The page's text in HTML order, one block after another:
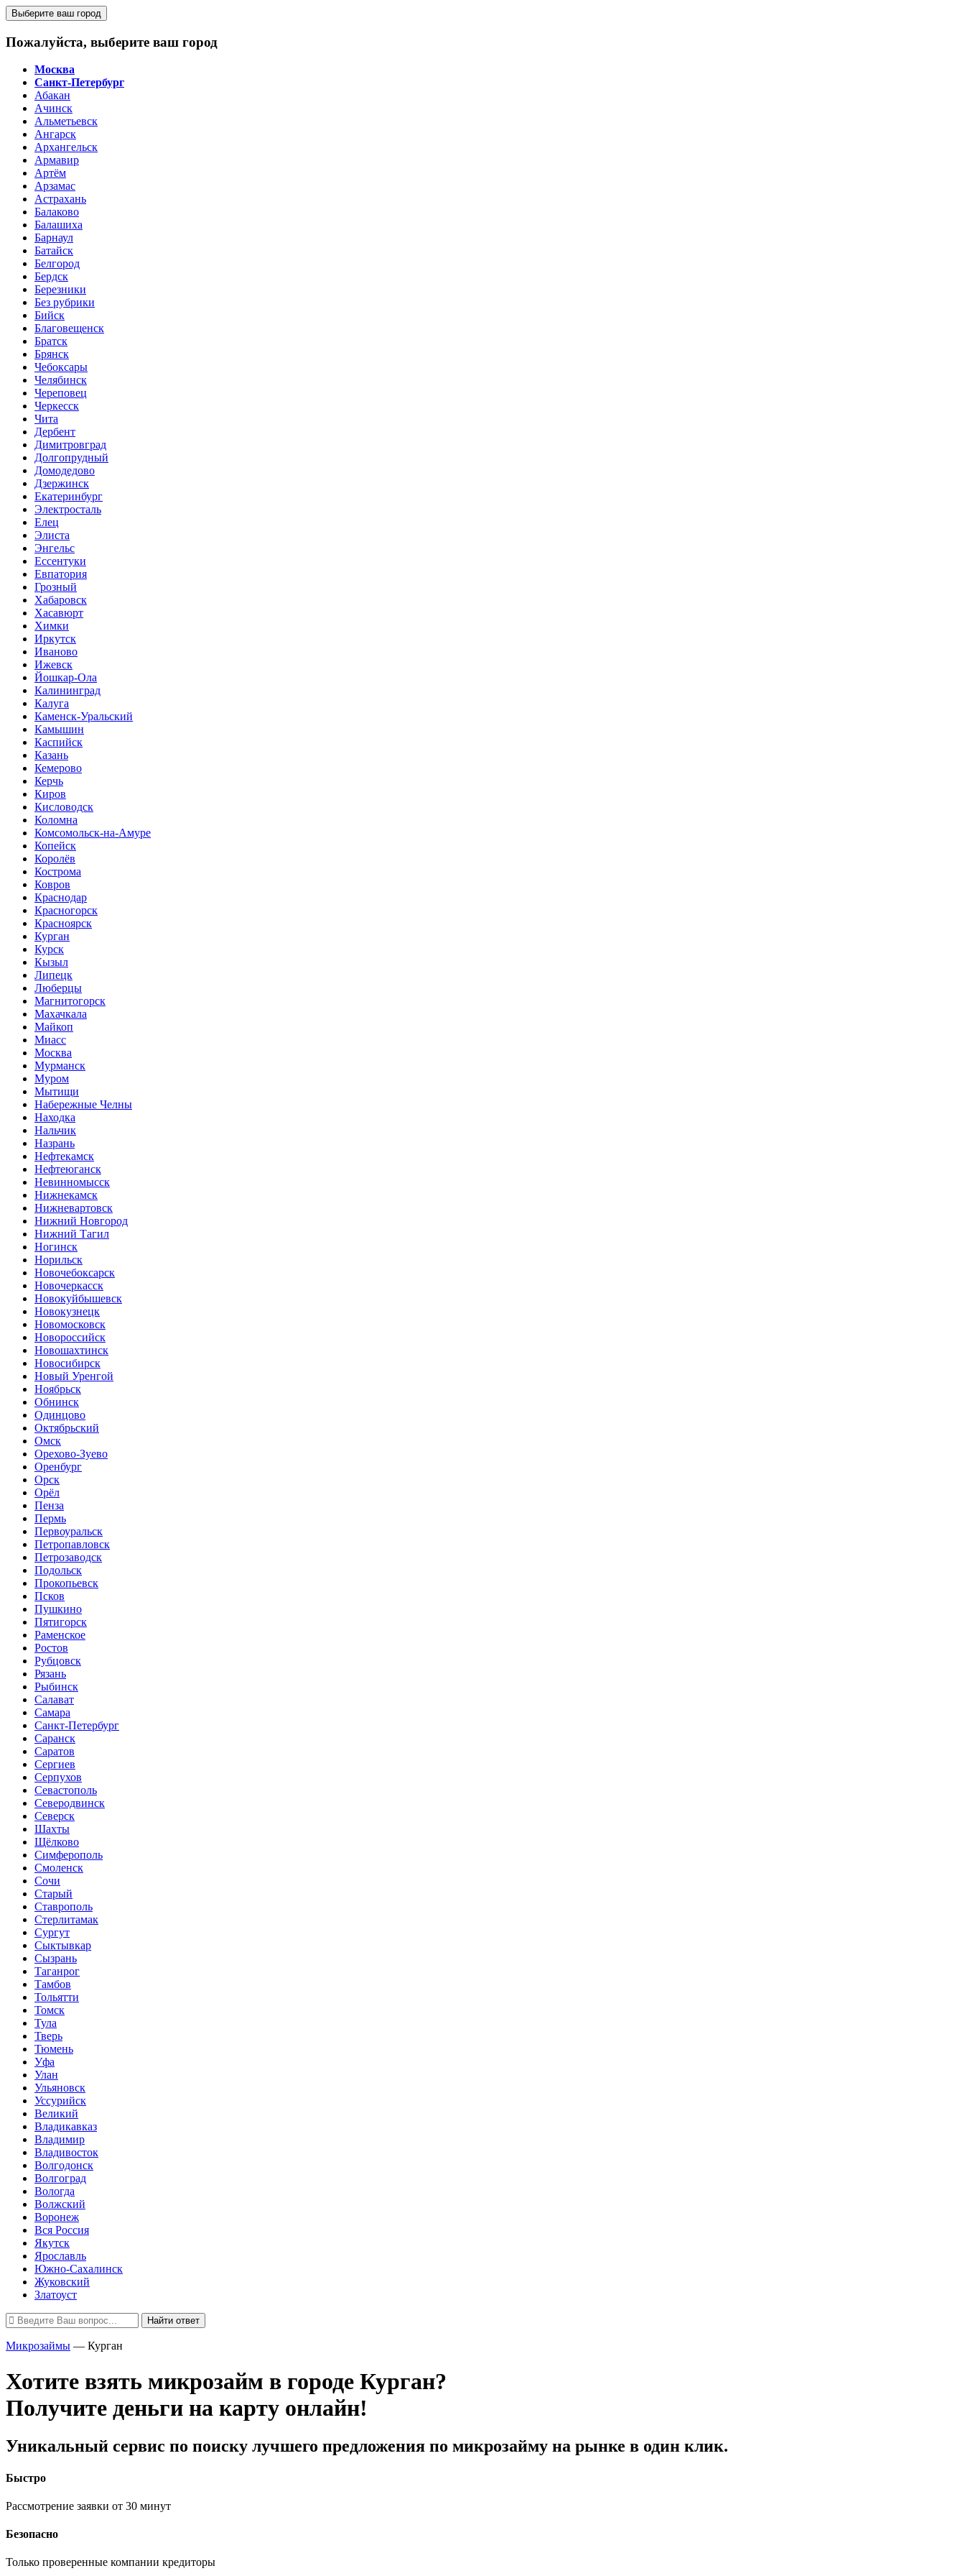
Выберите ваш город
Пожалуйста, выберите ваш город
Москва
Санкт-Петербург
Абакан
Ачинск
Альметьевск
Ангарск
Архангельск
Армавир
Артём
Арзамас
Астрахань
Балаково
Балашиха
Барнаул
Батайск
Белгород
Бердск
Березники
Без рубрики
Бийск
Благовещенск
Братск
Брянск
Чебоксары
Челябинск
Череповец
Черкесск
Чита
Дербент
Димитровград
Долгопрудный
Домодедово
Дзержинск
Екатеринбург
Электросталь
Елец
Элиста
Энгельс
Ессентуки
Евпатория
Грозный
Хабаровск
Хасавюрт
Химки
Иркутск
Иваново
Ижевск
Йошкар-Ола
Калининград
Калуга
Каменск-Уральский
Камышин
Каспийск
Казань
Кемерово
Керчь
Киров
Кисловодск
Коломна
Комсомольск-на-Амуре
Копейск
Королёв
Кострома
Ковров
Краснодар
Красногорск
Красноярск
Курган
Курск
Кызыл
Липецк
Люберцы
Магнитогорск
Махачкала
Майкоп
Миасс
Москва
Мурманск
Муром
Мытищи
Набережные Челны
Находка
Нальчик
Назрань
Нефтекамск
Нефтеюганск
Невинномысск
Нижнекамск
Нижневартовск
Нижний Новгород
Нижний Тагил
Ногинск
Норильск
Новочебоксарск
Новочеркасск
Новокуйбышевск
Новокузнецк
Новомосковск
Новороссийск
Новошахтинск
Новосибирск
Новый Уренгой
Ноябрьск
Обнинск
Одинцово
Октябрьский
Омск
Орехово-Зуево
Оренбург
Орск
Орёл
Пенза
Пермь
Первоуральск
Петропавловск
Петрозаводск
Подольск
Прокопьевск
Псков
Пушкино
Пятигорск
Раменское
Ростов
Рубцовск
Рязань
Рыбинск
Салават
Самара
Санкт-Петербург
Саранск
Саратов
Сергиев
Серпухов
Севастополь
Северодвинск
Северск
Шахты
Щёлково
Симферополь
Смоленск
Сочи
Старый
Ставрополь
Стерлитамак
Сургут
Сыктывкар
Сызрань
Таганрог
Тамбов
Тольятти
Томск
Тула
Тверь
Тюмень
Уфа
Улан
Ульяновск
Уссурийск
Великий
Владикавказ
Владимир
Владивосток
Волгодонск
Волгоград
Вологда
Волжский
Воронеж
Вся Россия
Якутск
Ярославль
Южно-Сахалинск
Жуковский
Златоуст
Найти ответ
Микрозаймы — Курган
Хотите взять микрозайм в городе Курган?
Получите деньги на карту онлайн!
Уникальный сервис по поиску лучшего предложения по микрозайму на рынке в один клик.
Быстро
Рассмотрение заявки от 30 минут
Безопасно
Только проверенные компании кредиторы